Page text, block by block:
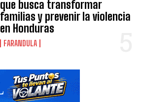
que busca transformar
familias y prevenir la violencia
en Honduras
FARANDULA